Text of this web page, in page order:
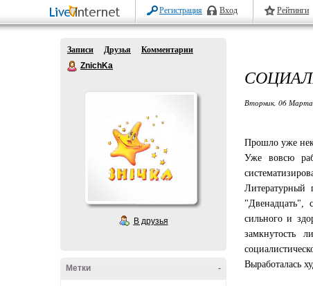
Регистрация Вход Рейтинги
Записи Друзья
Комментарии
ZnichKa
В друзья
-
Метки
Вторник, 06
Прошло уже
Уже вовсю
Литературный
"Двенадцать",
сильного и
замкнутость
Выработалась